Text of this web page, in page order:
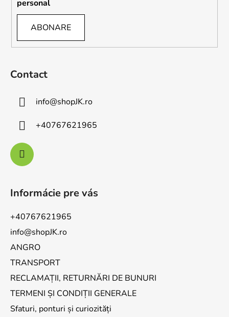
personal
ABONARE
Contact
info@shopJK.ro
+40767621965
Informácie pre vás
+40767621965
info@shopJK.ro
ANGRO
TRANSPORT
RECLAMAȚII, RETURNĂRI DE BUNURI
TERMENI ȘI CONDIȚII GENERALE
Sfaturi, ponturi și curiozități